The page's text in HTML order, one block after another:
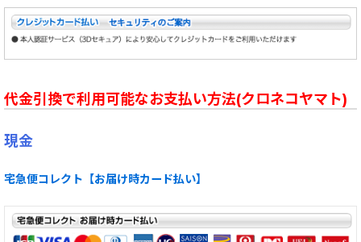
代金引換で利用可能なお支払い方法(クロネコヤマト)
現金
宅急便コレクト【お届け時カード払い】